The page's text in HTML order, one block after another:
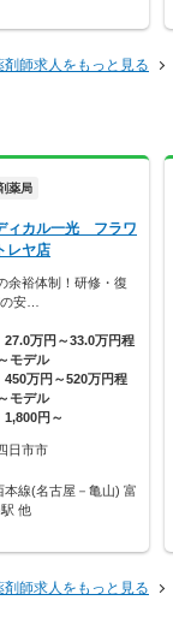
師求人をもっと見る
薬局
ィカル一光 フラワ
レヤ店
余裕体制！研修・復
の安…
27.0万円～33.0万円程
モデル
450万円～520万円程
モデル
1,800円～
日市市
本線(名古屋－亀山) 富
他
師求人をもっと見る